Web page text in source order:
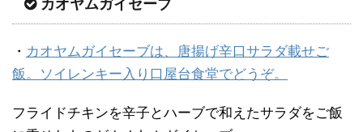
カオヤムガイセーブ
・ カオヤムガイセーブは、唐揚げ辛口サラダ載せご
飯。ソイレンキー入り口屋台食堂でどうぞ。
フライドチキンを辛子とハーブで和えたサラダをご飯